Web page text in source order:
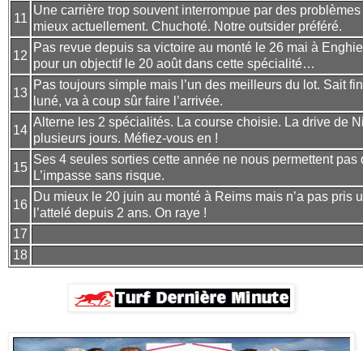
11
Une carrière trop souvent interrompue par des
mieux actuellement. Chuchoté. Notre outsider préféré.
12
Pas revue depuis sa victoire au monté le 26 mai à
pour un objectif le 20 août dans cette spécialité…
13
Pas toujours simple mais l’un des meilleurs du lot. Sait
luné, va à coup sûr faire l’arrivée.
14
Alterne les 2 spécialités. La course choisie. La drive de
plusieurs jours. Méfiez-vous en !
15
Ses 4 seules sorties cette année ne nous permettent pas
L’impasse sans risque.
16
Du mieux le 20 juin au monté à Reims mais n’a pas pris
l’attelé depuis 2 ans. On raye !
17
18